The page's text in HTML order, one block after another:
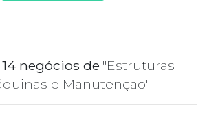
negócios de "Estruturas
e Manutenção"